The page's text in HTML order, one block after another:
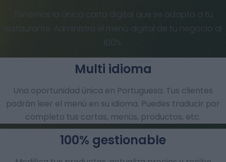
Tenemos la única carta digital que se adapta a tu
restaurante. Administra el menú digital de tu negocio al
100%.
Una oportunidad única en Portuguesa. Tus clientes
podrán leer el menú en su idioma. Puedes traducir por
completo tus cartas, menús, productos, etc.
Multi idioma
100% gestionable